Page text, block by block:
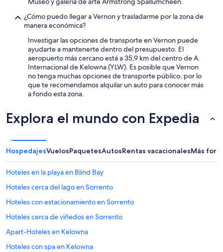
¿Cómo puedo llegar a Vernon y trasladarme por la zona de
manera económica?
Investigar las opciones de transporte en Vernon puede
ayudarte a mantenerte dentro del presupuesto. El
aeropuerto más cercano está a 35,9 km del centro de A.
Internacional de Kelowna (YLW). Es posible que Vernon
no tenga muchas opciones de transporte público, por lo
que te recomendamos alquilar un auto para conocer más
a fondo esta zona.
Explora el mundo con Expedia
HospedajesVuelosPaquetesAutosRentas vacacionalesMás
Hoteles en la playa en Blind Bay
Hoteles cerca del lago en Sorrento
Hoteles con estacionamiento en Sorrento
Hoteles cerca de viñedos en Sorrento
Apart-Hoteles en Kelowna
Hoteles con spa en Kelowna